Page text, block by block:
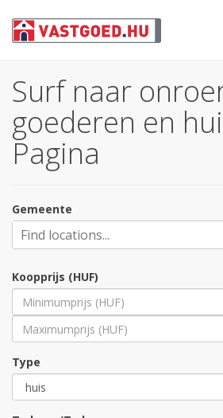
Surf naar
goederen en
Pagina
Gemeente
Koopprijs (HUF)
Type